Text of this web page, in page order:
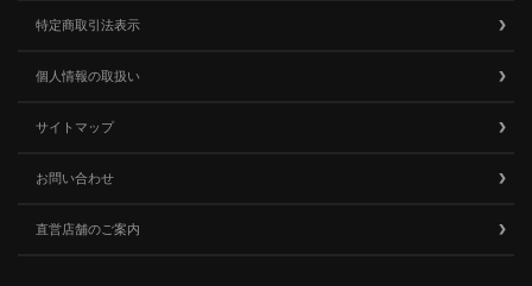
特定商取引法表示
個人情報の取扱い
サイトマップ
お問い合わせ
直営店舗のご案内